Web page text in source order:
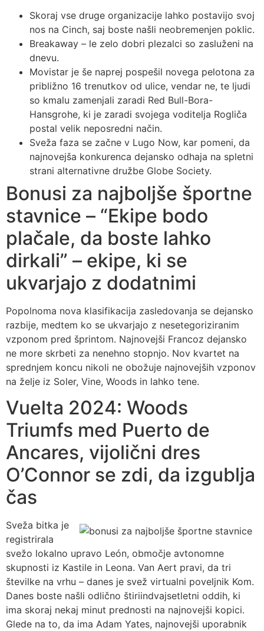
Skoraj vse druge organizacije lahko postavijo svoj
nos na Cinch, saj boste našli neobremenjen poklic.
Breakaway – le zelo dobri plezalci so zasluženi na
dnevu.
Movistar je še naprej pospešil novega pelotona za
približno 16 trenutkov od ulice, vendar ne, te ljudi
so kmalu zamenjali zaradi Red Bull-Bora-
Hansgrohe, ki je zaradi svojega voditelja Rogliča
postal velik neposredni način.
Sveža faza se začne v Lugo Now, kar pomeni, da
najnovejša konkurenca dejansko odhaja na spletni
strani alternativne družbe Globe Society.
Bonusi za najboljše športne
stavnice – “Ekipe bodo
plačale, da boste lahko
dirkali” – ekipe, ki se
ukvarjajo z dodatnimi
Popolnoma nova klasifikacija zasledovanja se dejansko
razbije, medtem ko se ukvarjajo z nesetegoriziranim
vzponom pred šprintom. Najnovejši Francoz dejansko
ne more skrbeti za nenehno stopnjo. Nov kvartet na
sprednjem koncu nikoli ne obožuje najnovejših vzponov
na želje iz Soler, Vine, Woods in lahko tene.
Vuelta 2024: Woods
Triumfs med Puerto de
Ancares, vijolični dres
O’Connor se zdi, da izgublja
čas
Sveža bitka je
registrirala
svežo lokalno upravo León, območje avtonomne
skupnosti iz Kastile in Leona. Van Aert pravi, da tri
številke na vrhu – danes je svež virtualni poveljnik Kom.
Danes boste našli odlično štiriindvajsetletni oddih, ki
ima skoraj nekaj minut prednosti na najnovejši kopici.
Glede na to, da ima Adam Yates, najnovejši uporabnik